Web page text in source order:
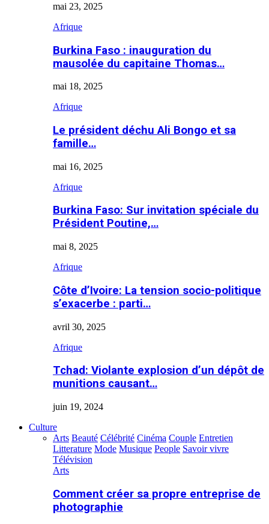
mai 23, 2025
Afrique
Burkina Faso : inauguration du
mausolée du capitaine Thomas…
mai 18, 2025
Afrique
Le président déchu Ali Bongo et sa
famille…
mai 16, 2025
Afrique
Burkina Faso: Sur invitation spéciale du
Président Poutine,…
mai 8, 2025
Afrique
Côte d’Ivoire: La tension socio-politique
s’exacerbe : parti…
avril 30, 2025
Afrique
Tchad: Violante explosion d’un dépôt de
munitions causant…
juin 19, 2024
Culture
Arts Beauté Célébrité Cinéma Couple Entretien
Litterature Mode Musique People Savoir vivre
Télévision
Arts
Comment créer sa propre entreprise de
photographie